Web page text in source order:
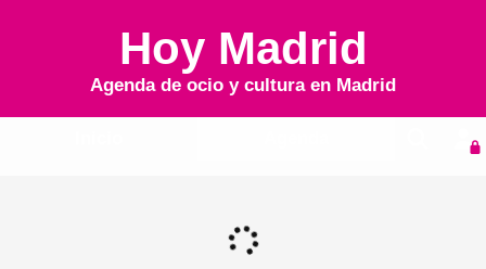
Hoy Madrid
Agenda de ocio y cultura en Madrid